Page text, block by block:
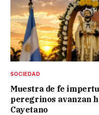
SOCIEDAD
Muestra de fe
peregrinos avanzan
Cayetano